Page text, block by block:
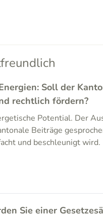
Soll der
rechtlich fördern?
Potential. Der
Beiträge
und beschleunigt wird.
Sie einer